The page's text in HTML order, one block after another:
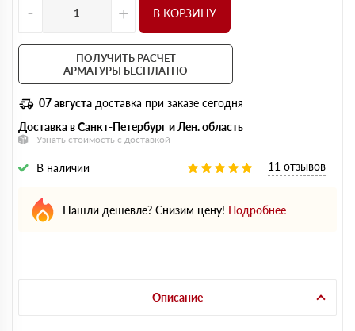
- + В КОРЗИНУ
ПОЛУЧИТЬ РАСЧЕТ
АРМАТУРЫ БЕСПЛАТНО
07 августа доставка при заказе сегодня
Доставка в Санкт-Петербург и Лен. область
Узнать стоимость с доставкой
В наличии 11 отзывов
Нашли дешевле? Снизим цену! Подробнее
Описание